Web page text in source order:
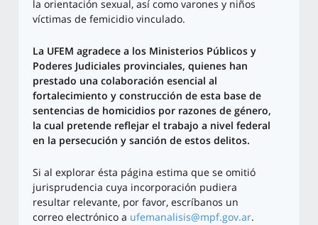
la orientación sexual, así como varones y niños
víctimas de femicidio vinculado.
La UFEM agradece a los Ministerios Públicos y
Poderes Judiciales provinciales, quienes han
prestado una colaboración esencial al
fortalecimiento y construcción de esta base de
sentencias de homicidios por razones de género,
la cual pretende reflejar el trabajo a nivel federal
en la persecución y sanción de estos delitos.
Si al explorar ésta página estima que se omitió
jurisprudencia cuya incorporación pudiera
resultar relevante, por favor, escríbanos un
correo electrónico a ufemanalisis@mpf.gov.ar.